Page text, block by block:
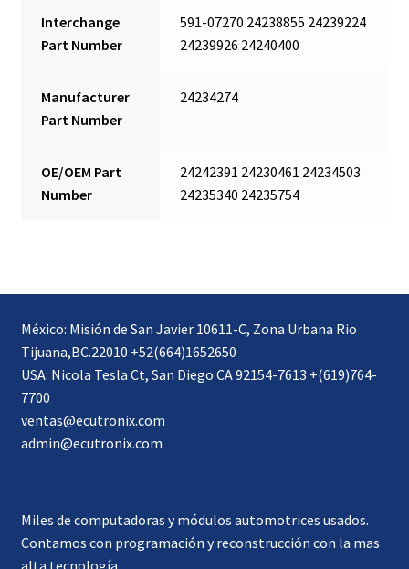
Interchange
Part Number
591-07270 24238855 24239224
24239926 24240400
Manufacturer
Part Number
24234274
OE/OEM Part
Number
24242391 24230461 24234503
24235340 24235754
México: Misión de San Javier 10611-C, Zona Urbana Rio
Tijuana,BC.22010 +52(664)1652650
USA: Nicola Tesla Ct, San Diego CA 92154-7613 +(619)764-
7700
ventas@ecutronix.com
admin@ecutronix.com
Miles de computadoras y módulos automotrices usados.
Contamos con programación y reconstrucción con la mas